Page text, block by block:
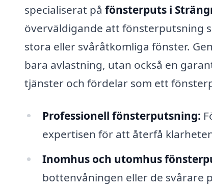
specialiserat på fönsterputs i
överväldigande att fönsterputsning
stora eller svåråtkomliga fönster.
bara avlastning, utan också en
tjänster och fördelar som ett
Professionell fönsterputsning:
expertisen för att återfå
Inomhus och utomhus
bottenvåningen eller de svårare